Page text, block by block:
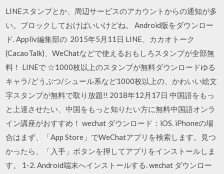
LINEスタンプとか、周辺サービスのアカウントからの通知が多
い。ブロックしておけばいいけどね。 Android版をダウンロー
ド. Appliv編集部の 2015年5月11日 LINE、カカオトーク
(CacaoTalk)、WeChatなどで使えるおもしろスタンプが全部無
料！ LINEで ☆1000枚以上のスタンプが無料ダウンロードゆる
キャラ/どうぶつ/シュール系など1000枚以上の、かわいい絵文
字スタンプが無料で取り放題!! 2018年12月17日 中国語をもっ
と上達させたい、中国をもっと知りたい方に無料中国語オンラ
イン講座がおすすめ！ wechat ダウンロード：iOS. iPhoneの場
合はまず、「App Store」でWeChatアプリを検索します。見つ
かったら、「入手」ボタンを押してアプリをインストールしま
す。 1-2. Android端末へインストールする. wechat ダウンロー